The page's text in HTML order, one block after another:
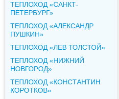
ТЕПЛОХОД «САНКТ-
ПЕТЕРБУРГ»
ТЕПЛОХОД «АЛЕКСАНДР
ПУШКИН»
ТЕПЛОХОД «ЛЕВ ТОЛСТОЙ»
ТЕПЛОХОД «НИЖНИЙ
НОВГОРОД»
ТЕПЛОХОД «КОНСТАНТИН
КОРОТКОВ»